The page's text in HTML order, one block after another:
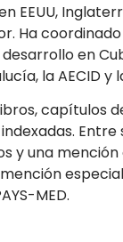
EEUU,
Ha
en
la AECID y
capítulos
Entre
y una
MED.